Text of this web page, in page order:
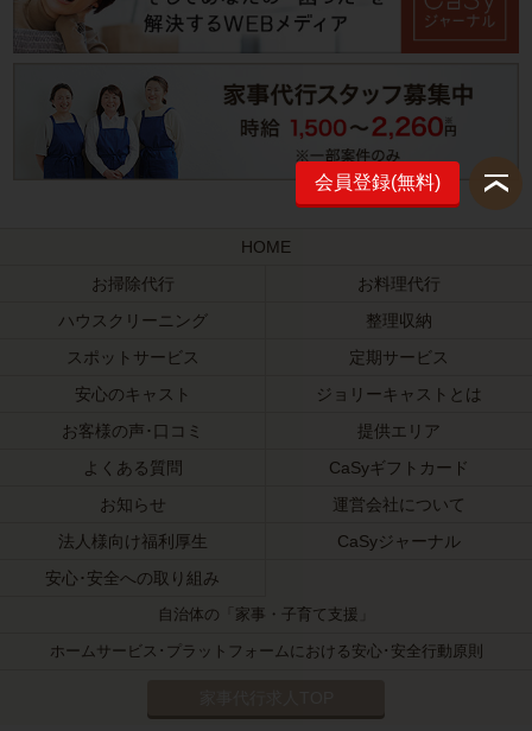
会員登録(無料)
HOME
お掃除代行
お料理代行
ハウスクリーニング
整理収納
スポットサービス
定期サービス
安心のキャスト
ジョリーキャストとは
お客様の声･口コミ
提供エリア
よくある質問
CaSyギフトカード
お知らせ
運営会社について
法人様向け福利厚生
CaSyジャーナル
安心･安全への取り組み
自治体の「家事・子育て支援」
ホームサービス･プラットフォームにおける安心･安全行動原則